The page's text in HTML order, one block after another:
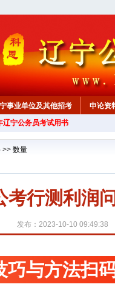
事业单位及其他招考 申论资
宁公务员考试用书
>> 数量
考行测利润
发布：2023-10-10 09:49:38
巧与方法扫